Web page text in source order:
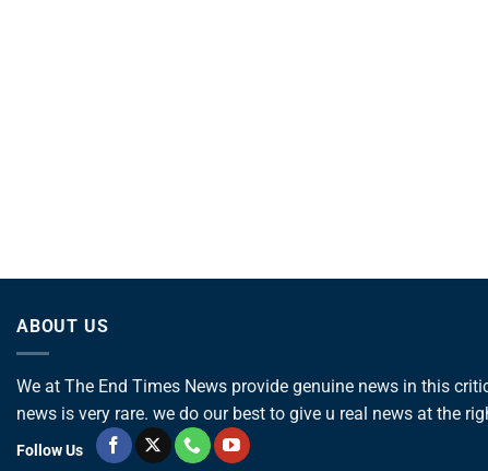
ABOUT US
We at The End Times News provide genuine news in this
news is very rare. we do our best to give u real news at the
Follow Us